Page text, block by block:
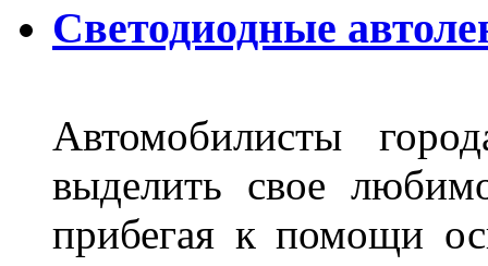
Светодиодные
Автомобилисты
выделить свое
прибегая к помощи